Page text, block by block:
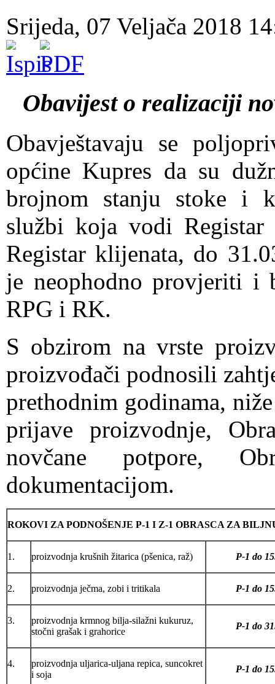
Srijeda, 07 Veljača 2018
Obavijest o realizaciji
Obavještavaju se
općine Kupres da su
brojnom stanju stoke i
službi koja vodi Registar
Registar klijenata, do
je neophodno provjeriti i
RPG i RK.
S obzirom na vrste
proizvođači podnosili
prethodnim godinama,
prijave proizvodnje,
novčane potpore,
dokumentacijom.
ROKOVI ZA PODNOŠENJE P-1 I Z-1 OBRASCA ZA
1. proizvodnja krušnih žitarica (pšenica, raž) P-1 do
2. proizvodnja ječma, zobi i tritikala P-1 do
3.
proizvodnja krmnog bilja-silažni kukuruz,
stočni grašak i grahorice
P-1 do
4.
proizvodnja uljarica-uljana repica, suncokret
i soja
P-1 do